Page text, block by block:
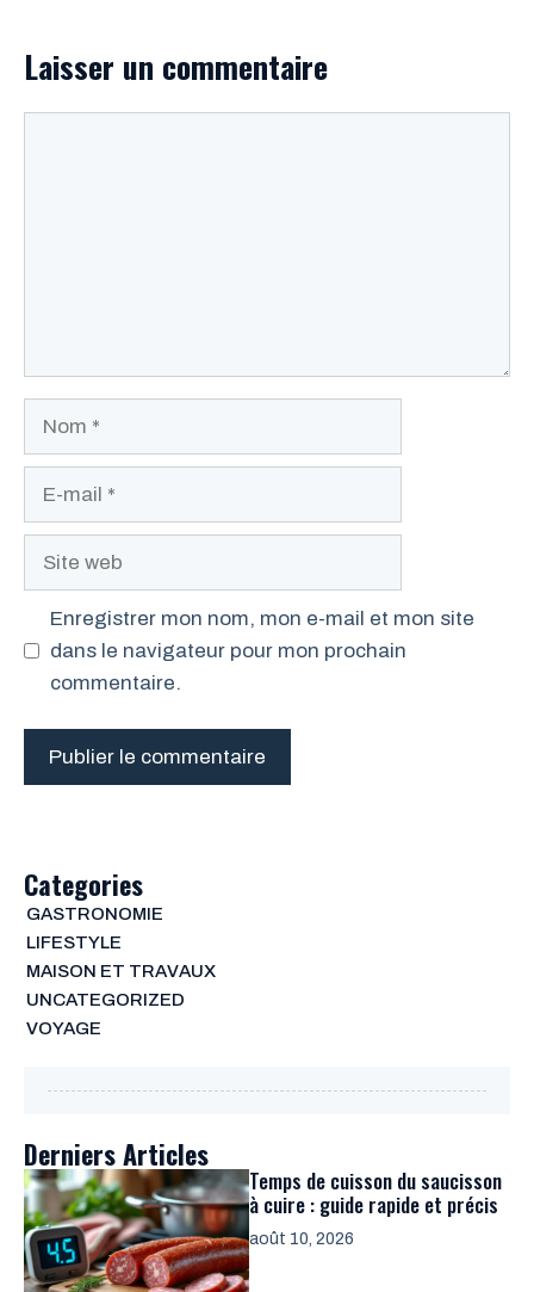
Laisser un commentaire
Enregistrer mon nom, mon e-mail et mon site
dans le navigateur pour mon prochain
commentaire.
Categories
GASTRONOMIE
LIFESTYLE
MAISON ET TRAVAUX
UNCATEGORIZED
VOYAGE
Derniers Articles
Temps de cuisson du saucisson
à cuire : guide rapide et précis
août 10, 2026